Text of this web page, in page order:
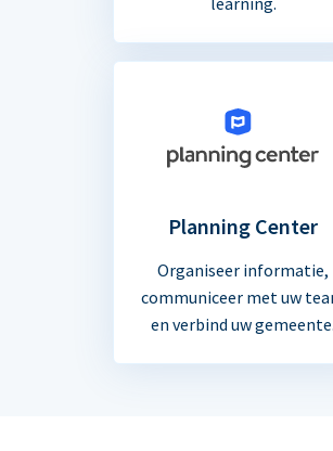
Planning Center
Organiseer informatie,
communiceer met uw
en verbind uw gemeente.